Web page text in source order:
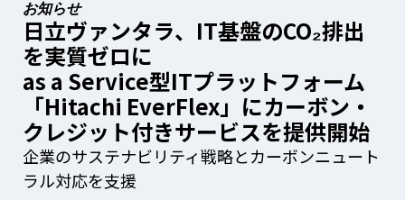
お知らせ
日立ヴァンタラ、IT基盤のCO₂排出
を実質ゼロに
as a Service型ITプラットフォーム
「Hitachi EverFlex」にカーボン・
クレジット付きサービスを提供開始
企業のサステナビリティ戦略とカーボンニュート
ラル対応を支援